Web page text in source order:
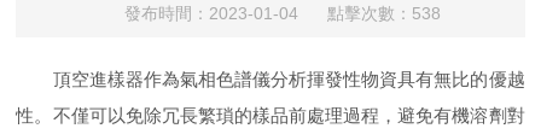
發布時間：2023-01-04 點擊次數：538
頂空進樣器作為氣相色譜儀分析揮發性物資具有無比的優越
性。不僅可以免除冗長繁瑣的樣品前處理過程，避免有機溶劑對